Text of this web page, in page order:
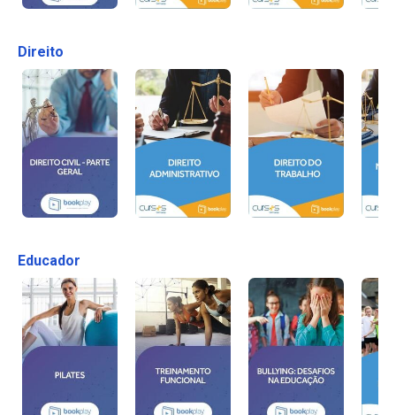
Direito
Educador